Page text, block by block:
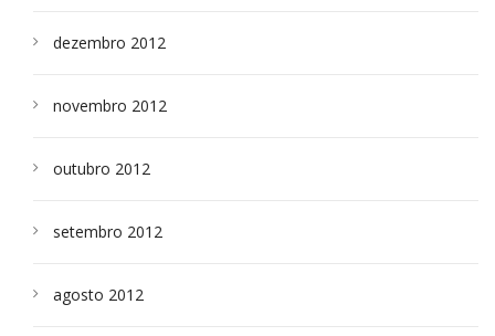
dezembro 2012
novembro 2012
outubro 2012
setembro 2012
agosto 2012